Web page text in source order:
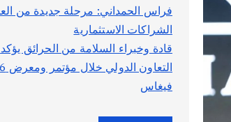
فراس الحمداني: مرحلة جديدة من
الشراكات الاستثمارية
قادة وخبراء السلامة من الحرائق
فيغاس